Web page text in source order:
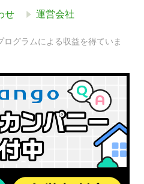
せ 運営会社
グラムによる収益を得ていま